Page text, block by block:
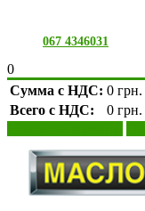
067 4346031
0
Сумма с НДС: 0 грн.
Всего с НДС:
0 грн.